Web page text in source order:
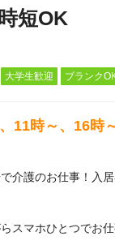
短OK
大学生歓迎 ブランク
11時～、16時
介護のお仕事！入
スマホひとつでお